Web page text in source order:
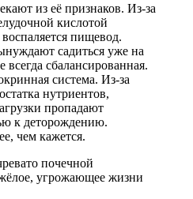
из её признаков. Из-за
кислотой
пищевод.
садиться уже на
всегда сбалансированная.
система. Из-за
нутриентов,
пропадают
к деторождению.
чем кажется.
почечной
угрожающее жизни